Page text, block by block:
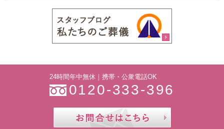
24時間年中無休｜携帯・公衆電話OK
0120-333-396